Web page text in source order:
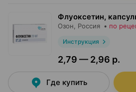
Флуоксетин,
Озон , Россия • по
Инструкция
2,79 — 2,96 р.
Где купить